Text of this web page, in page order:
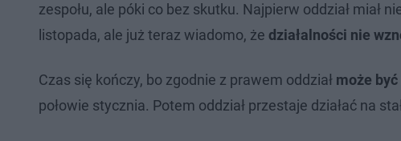
zespołu, ale póki co bez skutku. Najpierw oddział miał
listopada, ale już teraz wiadomo, że działalności nie
Czas się kończy, bo zgodnie z prawem oddział może
połowie stycznia. Potem oddział przestaje działać na